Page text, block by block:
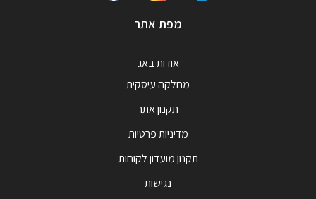
מפת אתר
אודות באג
מחלקה עיסקית
תקנון אתר
מדיניות פרטיות
תקנון מועדון לקוחות
נגישות